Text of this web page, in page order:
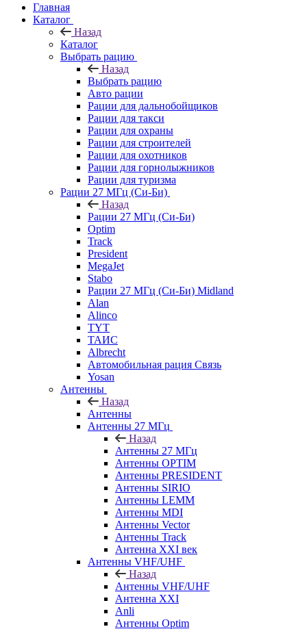
Главная
Каталог
Назад
Каталог
Выбрать рацию
Назад
Выбрать рацию
Авто рации
Рации для дальнобойщиков
Рации для такси
Рации для охраны
Рации для строителей
Рации для охотников
Рации для горнолыжников
Рации для туризма
Рации 27 МГц (Си-Би)
Назад
Рации 27 МГц (Си-Би)
Optim
Track
President
MegaJet
Stabo
Рации 27 МГц (Си-Би) Midland
Alan
Alinco
TYT
ТАИС
Albrecht
Автомобильная рация Связь
Yosan
Антенны
Назад
Антенны
Антенны 27 МГц
Назад
Антенны 27 МГц
Антенны OPTIM
Антенны PRESIDENT
Антенны SIRIO
Антенны LEMM
Антенны MDI
Антенны Vector
Антенны Track
Антенна XXI век
Антенны VHF/UHF
Назад
Антенны VHF/UHF
Антенна XXI
Anli
Антенны Optim